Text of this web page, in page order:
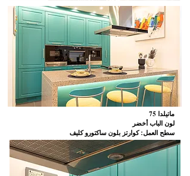
75 ماتيلدا
لون الباب أخضر
سطح العمل: كوارتز بلون ساكتورو كليف